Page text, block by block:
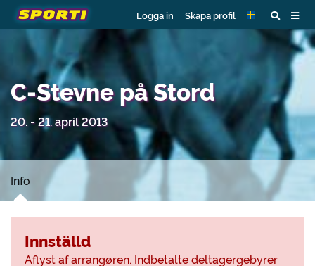
Logga in Skapa profil
C-Stevne på Stord
20. - 21. april 2013
Info
Innställd
Aflyst af arrangøren. Indbetalte deltagergebyrer